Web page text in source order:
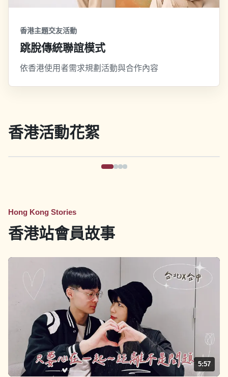
香港主題交友活動
跳脫傳統聯誼模式
依香港使用者需求規劃活動與合作內容
香港活動花絮
Hong Kong Stories
香港站會員故事
5:57